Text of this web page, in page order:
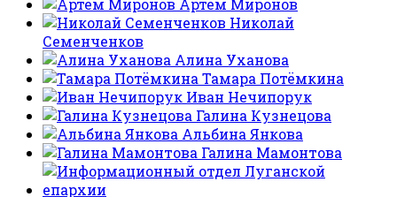
Николай
Семенченков
Алина Уханова
Тамара Потёмкина
Иван Нечипорук
Галина Кузнецова
Альбина Янкова
Галина Мамонтова